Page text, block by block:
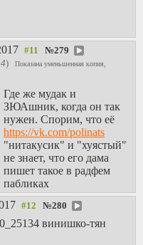
№279
)
Показана уменьшенная копия,
Где же мудак и
ЗЮАшник, когда он так
нужен. Спорим, что её
https://vk.com/polinats
"нитакусик" и "хуястый"
не знает, что его дама
пишет такое в радфем
пабликах
№280
винишко-тян